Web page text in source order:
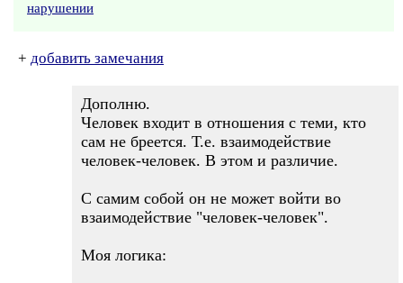
нарушении
+ добавить замечания
Дополню.
Человек входит в отношения с теми, кто
сам не бреется. Т.е. взаимодействие
человек-человек. В этом и различие.
С самим собой он не может войти во
взаимодействие "человек-человек".
Моя логика: